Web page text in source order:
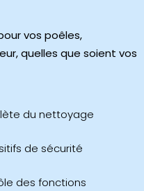
vos poêles,
quelles que soient vos
du nettoyage
de sécurité
des fonctions